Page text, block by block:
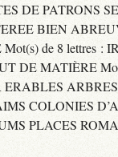
DE PATRONS
BIEN
de 8 lettres :
DE MATIÈRE
ERABLES ARBRES
COLONIES
PLACES